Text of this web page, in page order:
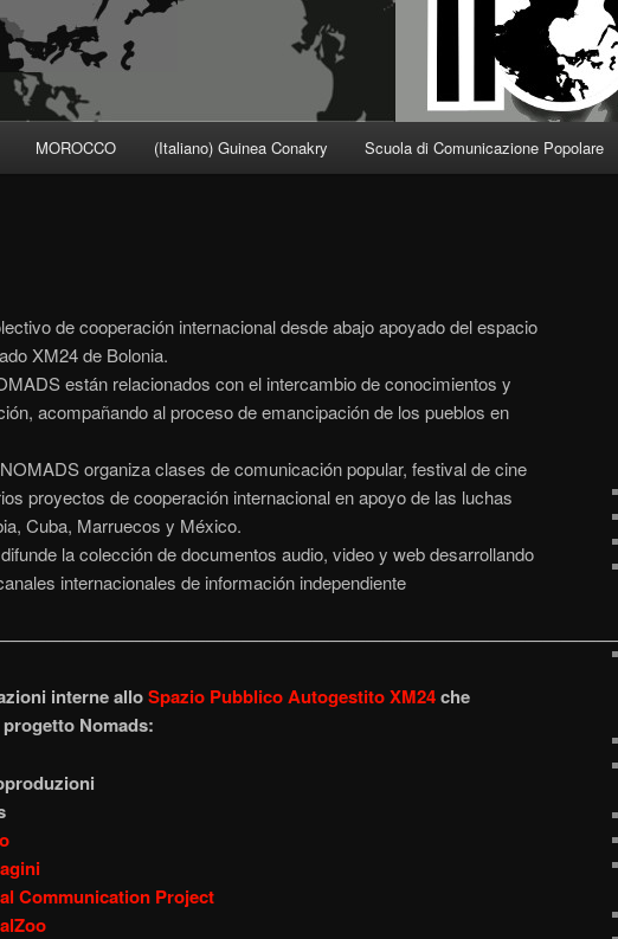
MOROCCO (Italiano) Guinea Conakry Scuola di Comunicazione Popolare
de cooperación internacional desde abajo apoyado del espacio
XM24 de Bolonia.
están relacionados con el intercambio de conocimientos y
acompañando al proceso de emancipación de los pueblos en
organiza clases de comunicación popular, festival de cine
proyectos de cooperación internacional en apoyo de las luchas
Cuba, Marruecos y México.
la colección de documentos audio, video y web desarrollando
internacionales de información independiente
interne alloSpazio Pubblico Autogestito XM24che
Nomads:
Communication Project